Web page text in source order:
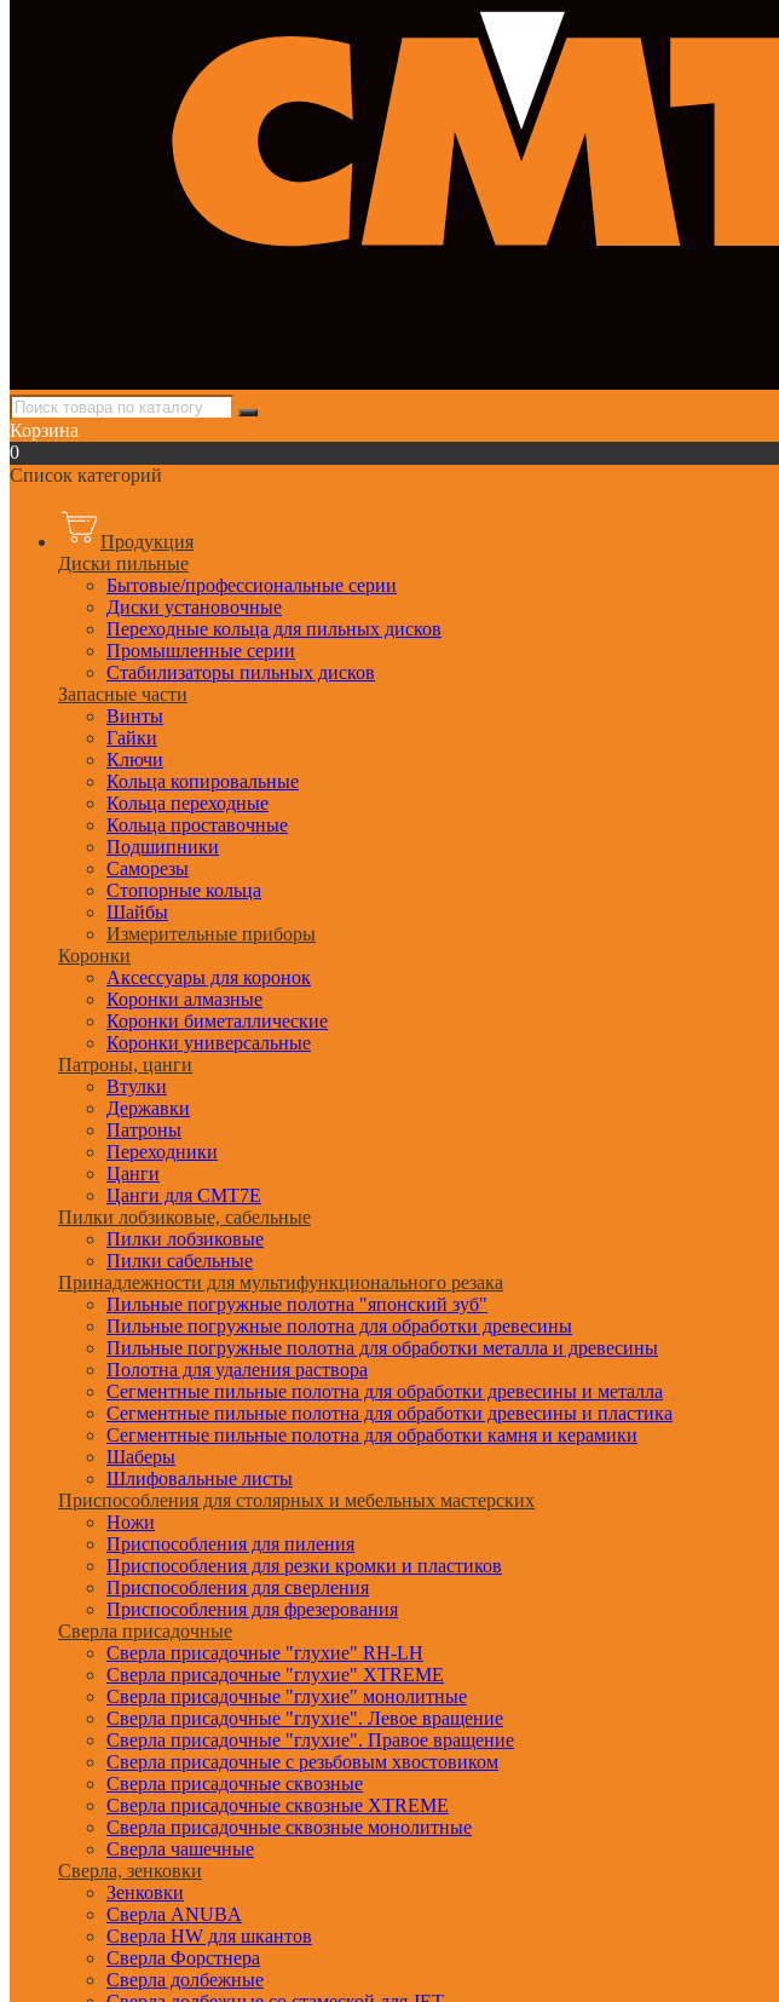
Корзина
0
Список категорий
Продукция
Диски пильные
Бытовые/профессиональные серии
Диски установочные
Переходные кольца для пильных дисков
Промышленные серии
Стабилизаторы пильных дисков
Запасные части
Винты
Гайки
Ключи
Кольца копировальные
Кольца переходные
Кольца проставочные
Подшипники
Саморезы
Стопорные кольца
Шайбы
Измерительные приборы
Коронки
Аксессуары для коронок
Коронки алмазные
Коронки биметаллические
Коронки универсальные
Патроны, цанги
Втулки
Державки
Патроны
Переходники
Цанги
Цанги для CMT7E
Пилки лобзиковые, сабельные
Пилки лобзиковые
Пилки сабельные
Принадлежности для мультифункционального резака
Пильные погружные полотна "японский зуб"
Пильные погружные полотна для обработки древесины
Пильные погружные полотна для обработки металла и древесины
Полотна для удаления раствора
Сегментные пильные полотна для обработки древесины и металла
Сегментные пильные полотна для обработки древесины и пластика
Сегментные пильные полотна для обработки камня и керамики
Шаберы
Шлифовальные листы
Приспособления для столярных и мебельных мастерских
Ножи
Приспособления для пиления
Приспособления для резки кромки и пластиков
Приспособления для сверления
Приспособления для фрезерования
Сверла присадочные
Сверла присадочные "глухие" RH-LH
Сверла присадочные "глухие" XTREME
Сверла присадочные "глухие" монолитные
Сверла присадочные "глухие". Левое вращение
Сверла присадочные "глухие". Правое вращение
Сверла присадочные с резьбовым хвостовиком
Сверла присадочные сквозные
Сверла присадочные сквозные XTREME
Сверла присадочные сквозные монолитные
Сверла чашечные
Сверла, зенковки
Зенковки
Сверла ANUBA
Сверла HW для шкантов
Сверла Форстнера
Сверла долбежные